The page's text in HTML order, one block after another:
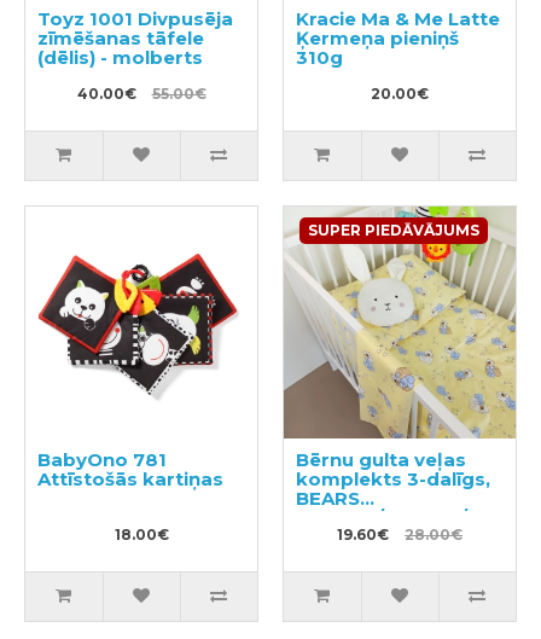
Toyz 1001 Divpusēja
zīmēšanas tāfele
(dēlis) - molberts
40.00€ 55.00€
Kracie Ma & Me Latte
Ķermeņa pieniņš
310g
20.00€
BabyOno 781
Attīstošās kartiņas
18.00€
SUPER PIEDĀVĀJUMS
Bērnu gulta veļas
komplekts 3-dalīgs,
BEARS
100x140/105x150/
19.60€ 28.00€